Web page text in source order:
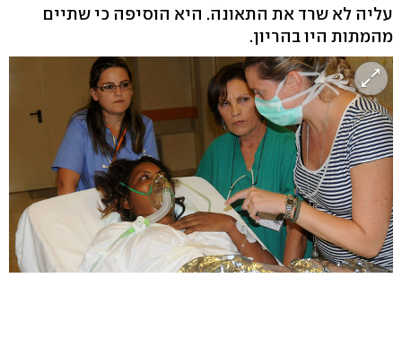
עליה לא שרד את התאונה. היא הוסיפה כי שתיים
מהמתות היו בהריון.